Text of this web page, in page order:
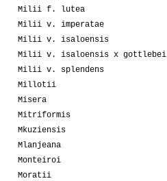
Milii f. lutea
Milii v. imperatae
Milii v. isaloensis
Milii v. isaloensis x gottlebei
Milii v. splendens
Millotii
Misera
Mitriformis
Mkuziensis
Mlanjeana
Monteiroi
Moratii